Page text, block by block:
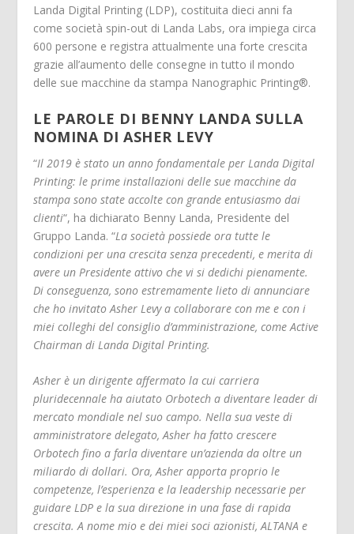
Landa Digital Printing (LDP), costituita dieci anni fa
come società spin-out di Landa Labs, ora impiega circa
600 persone e registra attualmente una forte crescita
grazie all’aumento delle consegne in tutto il mondo
delle sue macchine da stampa Nanographic Printing®.
LE PAROLE DI BENNY LANDA SULLA
NOMINA DI ASHER LEVY
“Il 2019 è stato un anno fondamentale per Landa Digital
Printing: le prime installazioni delle sue macchine da
stampa sono state accolte con grande entusiasmo dai
clienti“, ha dichiarato Benny Landa, Presidente del
Gruppo Landa. “La società possiede ora tutte le
condizioni per una crescita senza precedenti, e merita di
avere un Presidente attivo che vi si dedichi pienamente.
Di conseguenza, sono estremamente lieto di annunciare
che ho invitato Asher Levy a collaborare con me e con i
miei colleghi del consiglio d’amministrazione, come Active
Chairman di Landa Digital Printing.
Asher è un dirigente affermato la cui carriera
pluridecennale ha aiutato Orbotech a diventare leader di
mercato mondiale nel suo campo. Nella sua veste di
amministratore delegato, Asher ha fatto crescere
Orbotech fino a farla diventare un’azienda da oltre un
miliardo di dollari. Ora, Asher apporta proprio le
competenze, l’esperienza e la leadership necessarie per
guidare LDP e la sua direzione in una fase di rapida
crescita. A nome mio e dei miei soci azionisti, ALTANA e